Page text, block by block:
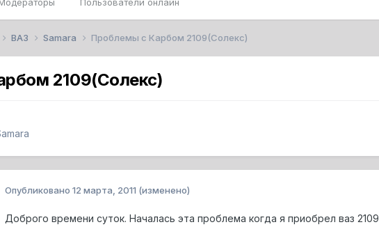
ВАЗ Samara Проблемы с Карбом 2109(Солекс)
2109(Солекс)
Опубликовано 12 марта, 2011 (изменено)
Доброго времени суток. Началась эта проблема когда я приобрел ваз 2109